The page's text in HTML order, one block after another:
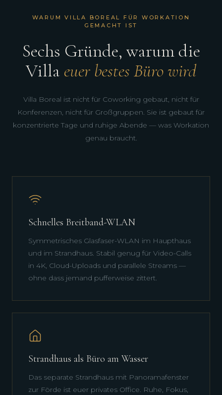
WARUM VILLA BOREAL FÜR WORKATION
GEMACHT IST
Sechs Gründe, warum die
Villa euer bestes Büro wird
Villa Boreal ist nicht für Coworking gebaut, nicht für
Konferenzen, nicht für Großgruppen. Sie ist gebaut für
konzentrierte Tage und ruhige Abende — was Workation
genau braucht.
Schnelles Breitband-WLAN
Symmetrisches Glasfaser-WLAN im Haupthaus
und im Strandhaus. Stabil genug für Video-Calls
in 4K, Cloud-Uploads und parallele Streams —
ohne dass jemand pufferweise zittert.
Strandhaus als Büro am Wasser
Das separate Strandhaus mit Panoramafenster
zur Förde ist euer privates Office. Ruhe, Fokus,